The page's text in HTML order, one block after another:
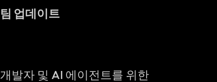
팀 업데이트
개발자 및 AI 에이전트를 위한